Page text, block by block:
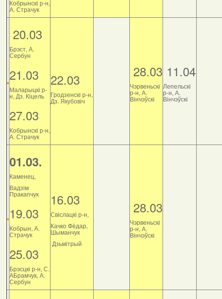
Кобрынскі р-н,
А. Страчук
20.03
Брэст, А.
Сербун
21.03
Маларыцкі р-
н, Дз. Кіцель
27.03
Кобрынскі р-н,
А. Страчук
22.03
Гродзенскі р-н,
Дз. Якубовіч
28.03
Чэрвеньскі
р-н, А.
Вінчэўскі
11.04
Лепельскі
р-н, А.
Вінчэўскі
01.03.
Каменец,
Вадзім
Пракапчук
19.03
Кобрын, А.
Страчук
25.03
Брэсцкі р-н, С.
АБрамчук, А.
Сербун
16.03
Свіслацкі р-н,
Качко Фёдар,
Шыманчук
Дзьмітрый
28.03
Чэрвеньскі
р-н, А.
Вінчэўскі